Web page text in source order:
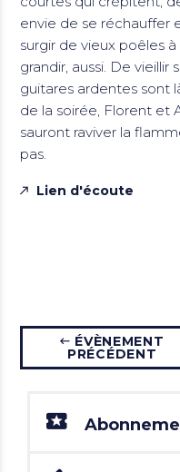
envie de se réchauffer
surgir de vieux poêles
grandir, aussi. De vieillir
guitares ardentes sont
de la soirée, Florent et
sauront raviver la
pas.
Lien d'écoute
ÉVÈNEMENT
PRÉCÉDENT